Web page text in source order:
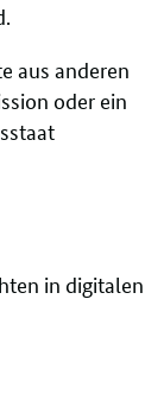
aus anderen
oder ein
in digitalen